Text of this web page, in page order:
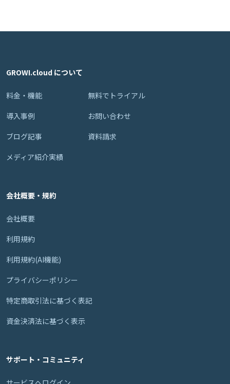
GROWI.cloud について
料金・機能
導入事例
ブログ記事
メディア紹介実績
無料でトライアル
お問い合わせ
資料請求
会社概要・規約
会社概要
利用規約
利用規約(AI機能)
プライバシーポリシー
特定商取引法に基づく表記
資金決済法に基づく表示
サポート・コミュニティ